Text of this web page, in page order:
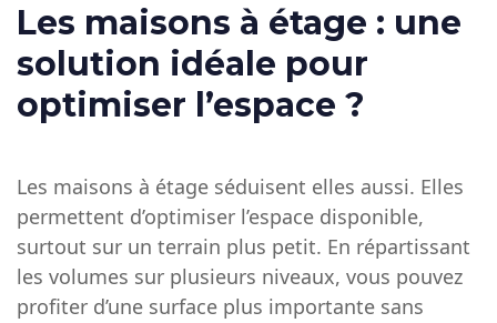
Les maisons à étage : une
solution idéale pour
optimiser l’espace ?
Les maisons à étage séduisent elles aussi. Elles
permettent d’optimiser l’espace disponible,
surtout sur un terrain plus petit. En répartissant
les volumes sur plusieurs niveaux, vous pouvez
profiter d’une surface plus importante sans